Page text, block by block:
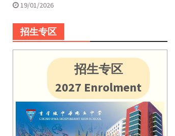
19/01/2026
招生专区
招生专区
2027 Enrolment